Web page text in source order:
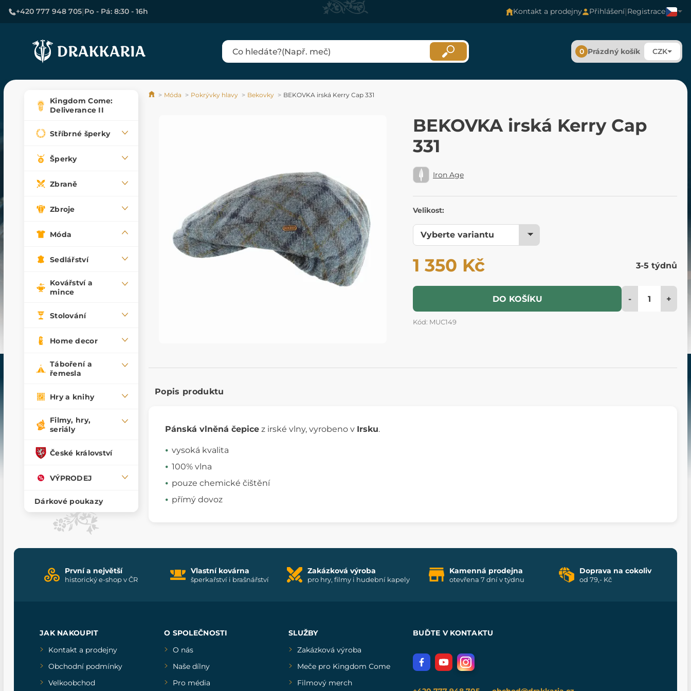
+420 777 948 705|Po - Pá: 8:30 - 16h Kontakt a prodejny Přihlášení|Registrace
0 Prázdný košík CZK
Kingdom Come:
Deliverance II
Stříbrné šperky
Šperky
Zbraně
Zbroje
Móda
Sedlářství
Kovářství a
mince
Stolování
Home decor
Táboření a
řemesla
Hry a knihy
Filmy, hry,
seriály
České království
VÝPRODEJ
Dárkové poukazy
Móda Pokrývky hlavy Bekovky BEKOVKA irská Kerry Cap 331
BEKOVKA irská Kerry Cap
331
Iron Age
Velikost:
1 350 Kč 3-5 týdnů
DO KOŠÍKU - +
Kód: MUC149
Popis produktu
Pánská vlněná čepice z irské vlny, vyrobeno v Irsku.
vysoká kvalita
100% vlna
pouze chemické čištění
přímý dovoz
První a největší
historický e-shop v ČR
Vlastní kovárna
šperkařství i brašnářství
Zakázková výroba
pro hry, filmy i hudební kapely
Kamenná prodejna
otevřena 7 dní v týdnu
Doprava na cokoliv
od 79,- Kč
JAK NAKOUPIT
Kontakt a prodejny
Obchodní podmínky
Velkoobchod
O SPOLEČNOSTI
O nás
Naše dílny
Pro média
SLUŽBY
Zakázková výroba
Meče pro Kingdom Come
Filmový merch
BUĎTE V KONTAKTU